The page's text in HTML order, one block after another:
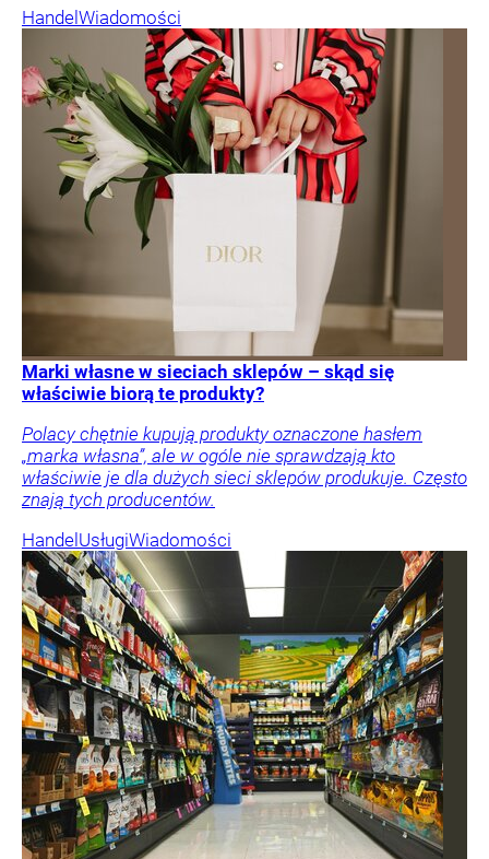
HandelWiadomości
Marki własne w sieciach sklepów – skąd się
właściwie biorą te produkty?
Polacy chętnie kupują produkty oznaczone hasłem
„marka własna”, ale w ogóle nie sprawdzają kto
właściwie je dla dużych sieci sklepów produkuje. Często
znają tych producentów.
HandelUsługiWiadomości